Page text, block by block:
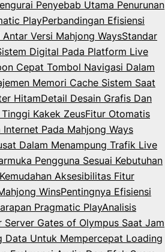
Penyebab Utama Penurunan
PlayPerbandingan Efisiensi
Versi Mahjong WaysStandar
Digital Pada Platform Live
Cepat Tombol Navigasi Dalam
Memori Cache Sistem Saat
HitamDetail Desain Grafis Dan
Kakek ZeusFitur Otomatis
Pada Mahjong Ways
Dalam Menampung Trafik Live
Pengguna Sesuai Kebutuhan
Kemudahan Aksesibilitas Fitur
WinsPentingnya Efisiensi
Pragmatic PlayAnalisis
Server Gates of Olympus Saat Jam
Data Untuk Mempercepat Loading